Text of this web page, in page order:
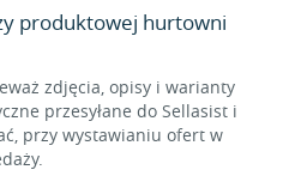
produktowej hurtowni
zdjęcia, opisy i warianty
przesyłane do Sellasist i
przy wystawianiu ofert w